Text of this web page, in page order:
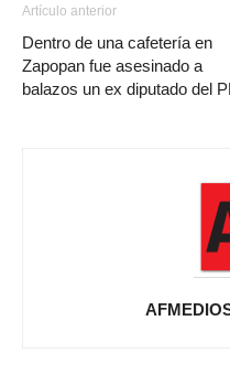
Artículo anterior
Dentro de una cafetería en
Zapopan fue asesinado a
balazos un ex diputado del